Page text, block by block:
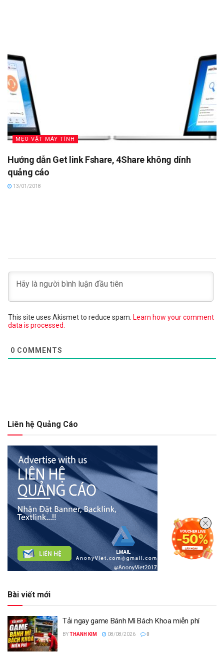
MẸO VẶT MÁY TÍNH
Hướng dẫn Get link Fshare, 4Share không dính
quảng cáo
13/01/2018
This site uses Akismet to reduce spam. Learn how your comment
data is processed.
0 COMMENTS
Liên hệ Quảng Cáo
Bài viết mới
Tải ngay game Bánh Mì Bách Khoa miễn phí
BYTHANH KIM 08/08/2026 0